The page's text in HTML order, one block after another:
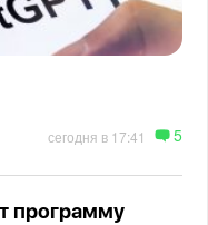
сегодня в 17:41 5
программу